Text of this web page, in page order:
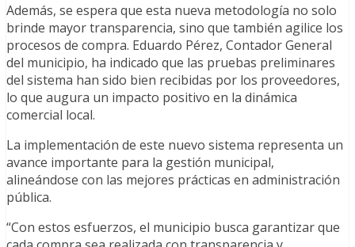
Además, se espera que esta nueva metodología no solo
brinde mayor transparencia, sino que también agilice los
procesos de compra. Eduardo Pérez, Contador General
del municipio, ha indicado que las pruebas preliminares
del sistema han sido bien recibidas por los proveedores,
lo que augura un impacto positivo en la dinámica
comercial local.
La implementación de este nuevo sistema representa un
avance importante para la gestión municipal,
alineándose con las mejores prácticas en administración
pública.
“Con estos esfuerzos, el municipio busca garantizar que